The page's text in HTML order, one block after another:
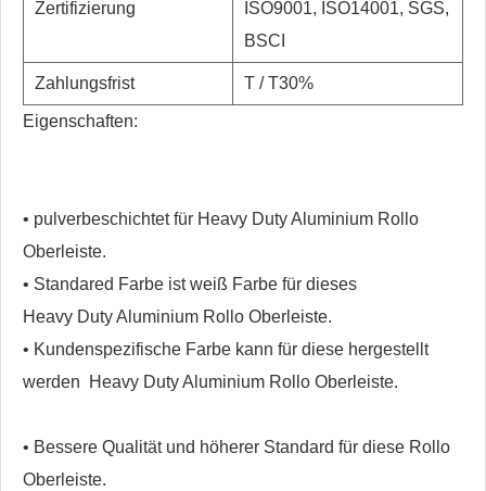
Zertifizierung
ISO9001, ISO14001, SGS,
BSCI
Zahlungsfrist T / T30%
Eigenschaften:
• pulverbeschichtet für Heavy Duty Aluminium Rollo
Oberleiste.
• Standared Farbe ist weiß Farbe für dieses
Heavy Duty Aluminium Rollo Oberleiste.
• Kundenspezifische Farbe kann für diese hergestellt
werden
Heavy Duty Aluminium Rollo Oberleiste.
• Bessere Qualität und höherer Standard für diese Rollo
Oberleiste.